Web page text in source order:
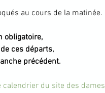
au cours de la matinée.
obligatoire,
précédent.
calendrier du site des dames